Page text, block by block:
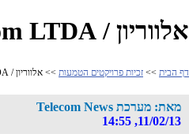
אלווריון / Dukcom LTDA
דף הבית >> זכיות פרויקטים הטמעות >> אלווריון / Dukcom LTDA
מאת: מערכת Telecom News
11/02/13, 14:55